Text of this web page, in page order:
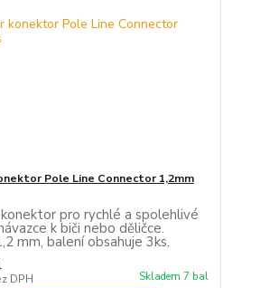
Pole Line Connector 1,2mm
pro rychlé a spolehlivé
k biči nebo děličce.
mm, balení obsahuje 3ks.
DPH Skladem 7 bal